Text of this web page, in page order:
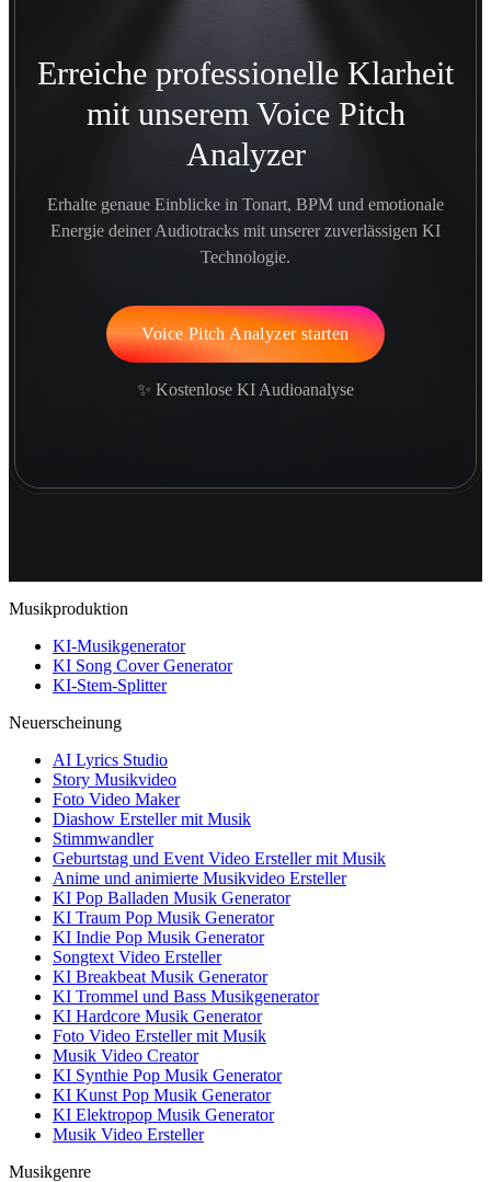
Erreiche professionelle Klarheit
mit unserem Voice Pitch
Analyzer
Erhalte genaue Einblicke in Tonart, BPM und emotionale
Energie deiner Audiotracks mit unserer zuverlässigen KI
Technologie.
Voice Pitch Analyzer starten
✨ Kostenlose KI Audioanalyse
Musikproduktion
KI-Musikgenerator
KI Song Cover Generator
KI-Stem-Splitter
Neuerscheinung
AI Lyrics Studio
Story Musikvideo
Foto Video Maker
Diashow Ersteller mit Musik
Stimmwandler
Geburtstag und Event Video Ersteller mit Musik
Anime und animierte Musikvideo Ersteller
KI Pop Balladen Musik Generator
KI Traum Pop Musik Generator
KI Indie Pop Musik Generator
Songtext Video Ersteller
KI Breakbeat Musik Generator
KI Trommel und Bass Musikgenerator
KI Hardcore Musik Generator
Foto Video Ersteller mit Musik
Musik Video Creator
KI Synthie Pop Musik Generator
KI Kunst Pop Musik Generator
KI Elektropop Musik Generator
Musik Video Ersteller
Musikgenre